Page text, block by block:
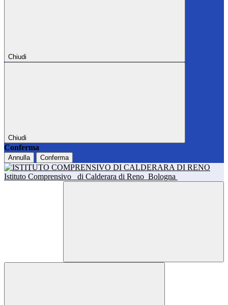
Chiudi
Chiudi
Conferma
Annulla Conferma
Istituto Comprensivo di Calderara di Reno Bologna